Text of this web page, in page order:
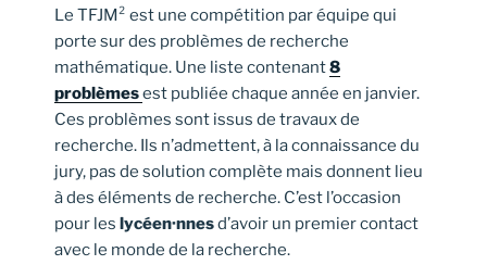
Le TFJM² est une compétition par équipe qui
porte sur des problèmes de recherche
mathématique. Une liste contenant8
problèmesest publiée chaque année en janvier.
Ces problèmes sont issus de travaux de
recherche. Ils n’admettent, à la connaissance du
jury, pas de solution complète mais donnent lieu
à des éléments de recherche. C’est l’occasion
pour les lycéen·nnesd’avoir un premier contact
avec le monde de la recherche.